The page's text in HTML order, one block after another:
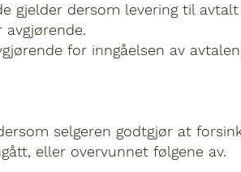
gjelder dersom levering til
for inngåelsen av
selgeren godtgjør at
eller overvunnet følgene av.